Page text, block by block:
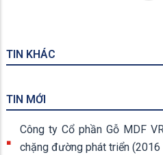
TIN KHÁC
TIN MỚI
Công ty Cổ phần Gỗ MDF
chặng đường phát triển